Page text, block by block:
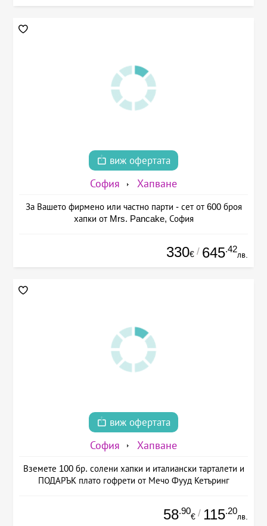
виж офертата
София Хапване
За Вашето фирмено или частно парти - сет от 600 броя
хапки от Mrs. Pancake, София
330€ / 645.42
лв.
виж офертата
София Хапване
Вземете 100 бр. солени хапки и италиански тарталети и
ПОДАРЪК плато гофрети от Мечо Фууд Кетъринг
58.90
€ / 115.20
лв.